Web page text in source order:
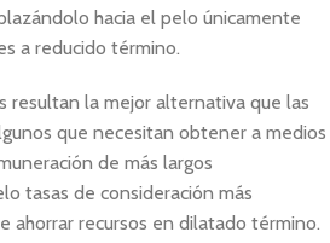
hacia el pelo únicamente
a reducido término.
resultan la mejor alternativa que las
que necesitan obtener a medios
de más largos
tasas de consideración más
ahorrar recursos en dilatado término.